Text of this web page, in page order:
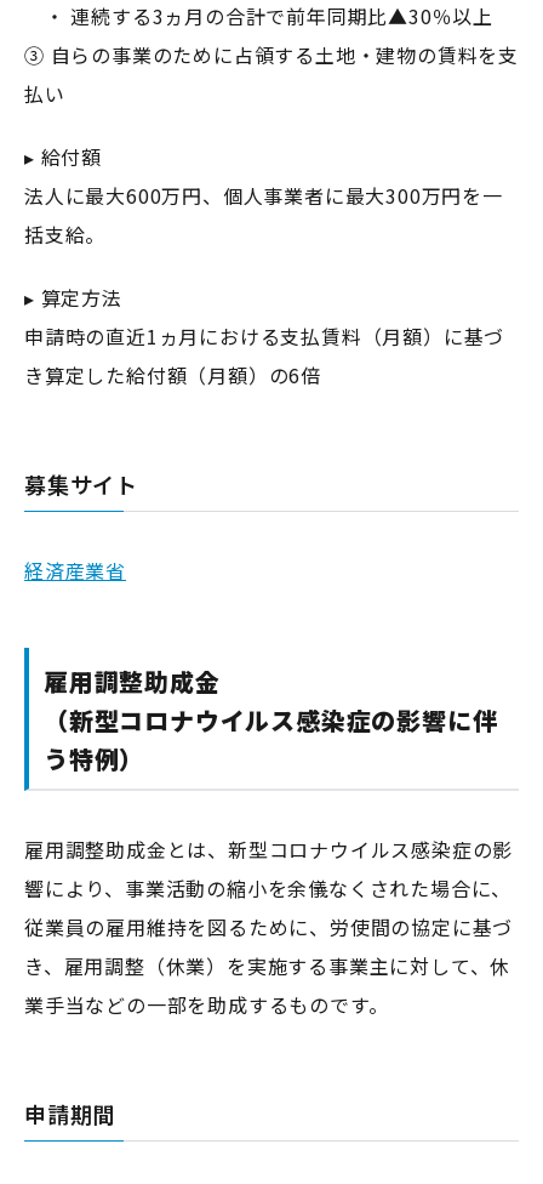
・ 連続する3ヵ月の合計で前年同期比▲30％以上
③ 自らの事業のために占領する土地・建物の賃料を支
払い
▸ 給付額
法人に最大600万円、個人事業者に最大300万円を一
括支給。
▸ 算定方法
申請時の直近1ヵ月における支払賃料（月額）に基づ
き算定した給付額（月額）の6倍
募集サイト
経済産業省
雇用調整助成金
（新型コロナウイルス感染症の影響に伴
う特例）
雇用調整助成金とは、新型コロナウイルス感染症の影
響により、事業活動の縮小を余儀なくされた場合に、
従業員の雇用維持を図るために、労使間の協定に基づ
き、雇用調整（休業）を実施する事業主に対して、休
業手当などの一部を助成するものです。
申請期間